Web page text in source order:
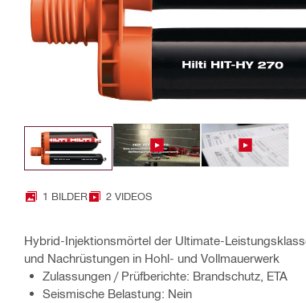
1 BILDER 2 VIDEOS
Hybrid-Injektionsmörtel der Ultimate-
und Nachrüstungen in Hohl- und Vollmauerwerk
Zulassungen / Prüfberichte: Brandschutz, ETA
Seismische Belastung: Nein